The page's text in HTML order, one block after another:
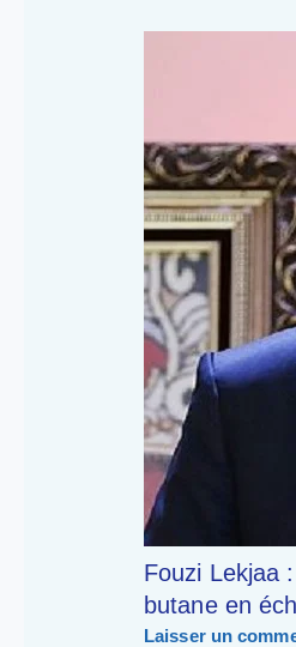
Fouzi Lekjaa
butane en
Laisser un